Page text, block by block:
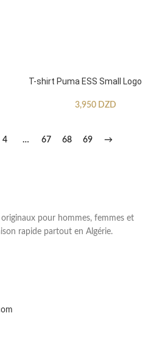
T-shirt Puma ESS Small Logo
3,950 DZD
4 … 67 68 69 →
pour hommes, femmes et
rapide partout en Algérie.